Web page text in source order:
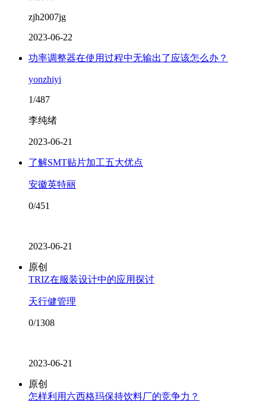
zjh2007jg
2023-06-22
功率调整器在使用过程中无输出了应该怎么办？
yonzhiyi
1/487
李纯绪
2023-06-21
了解SMT贴片加工五大优点
安徽英特丽
0/451
2023-06-21
原创
TRIZ在服装设计中的应用探讨
天行健管理
0/1308
2023-06-21
原创
怎样利用六西格玛保持饮料厂的竞争力？